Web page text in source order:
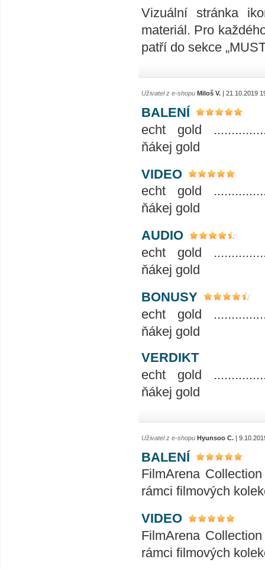
Vizuální stránka
materiál. Pro
patří do sekce
Uživatel z e-shopu Miloš V. | 21.10.2019
BALENÍ
echt gold
ňákej gold
VIDEO
echt gold
ňákej gold
AUDIO
echt gold
ňákej gold
BONUSY
echt gold
ňákej gold
VERDIKT
echt gold
ňákej gold
Uživatel z e-shopu Hyunsoo C. |
BALENÍ
FilmArena
rámci filmových
VIDEO
FilmArena
rámci filmových